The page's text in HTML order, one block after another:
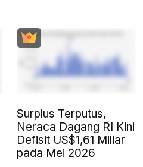
Surplus Terputus,
Neraca Dagang RI Kini
Defisit US$1,61 Miliar
pada Mei 2026